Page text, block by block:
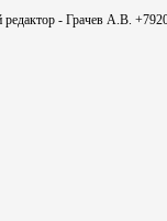
- Грачев А.В.